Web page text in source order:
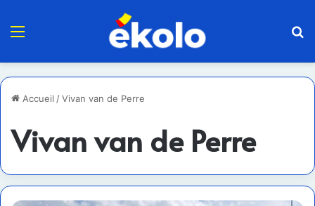
Menu
Accueil /Vivan van de Perre
Vivan van de Perre